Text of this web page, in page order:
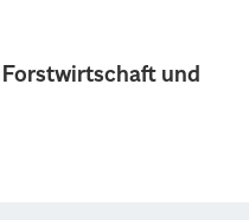
und